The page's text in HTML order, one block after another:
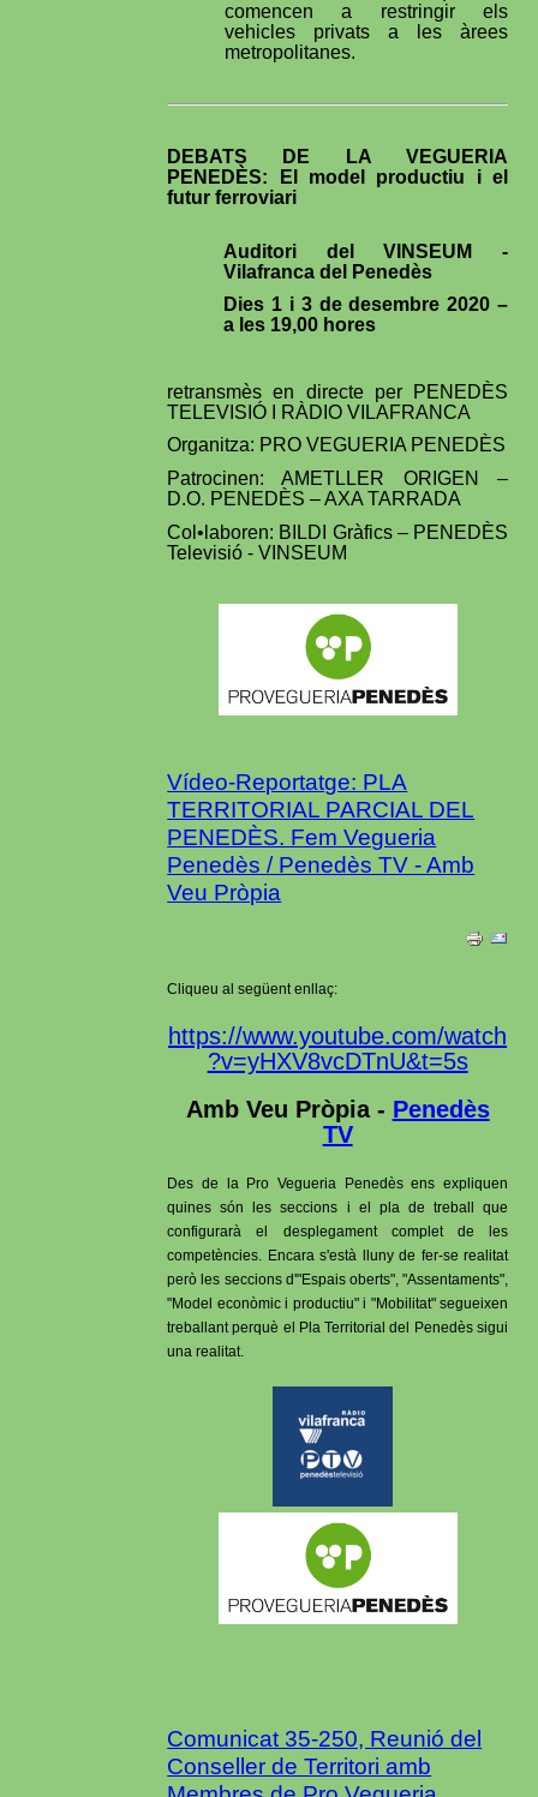
comencen a restringir els
vehicles privats a les àrees
metropolitanes.
DEBATS DE LA VEGUERIA
PENEDÈS:
El model productiu i el
futur ferroviari
Auditori del VINSEUM -
Vilafranca del Penedès
Dies 1 i 3 de desembre 2020 –
a les 19,00 hores
retransmès en directe per PENEDÈS
TELEVISIÓ I RÀDIO VILAFRANCA
Organitza: PRO VEGUERIA PENEDÈS
Patrocinen: AMETLLER ORIGEN –
D.O. PENEDÈS – AXA TARRADA
Col•laboren: BILDI Gràfics – PENEDÈS
Televisió - VINSEUM
Vídeo-Reportatge: PLA
TERRITORIAL PARCIAL DEL
PENEDÈS. Fem Vegueria
Penedès / Penedès TV - Amb
Veu Pròpia
Cliqueu al següent enllaç:
https://www.youtube.com/watch
?v=yHXV8vcDTnU&t=5s
Amb Veu Pròpia - Penedès
TV
Des de la Pro Vegueria Penedès ens expliquen
quines són les seccions i el pla de treball que
configurarà el desplegament complet de les
competències. Encara s'està lluny de fer-se realitat
però les seccions d'"Espais oberts", "Assentaments",
"Model econòmic i productiu" i "Mobilitat" segueixen
treballant perquè el Pla Territorial del Penedès sigui
una realitat.
Comunicat 35-250, Reunió del
Conseller de Territori amb